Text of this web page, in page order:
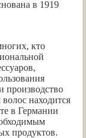
в 1919
кто
производство
находится
в Германии
продуктов.